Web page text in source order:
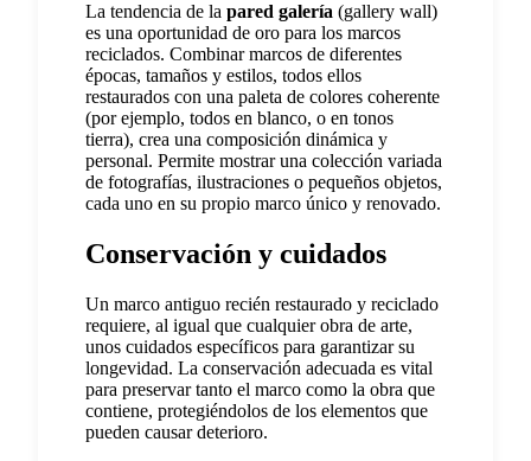
La tendencia de la pared galería (gallery wall)
es una oportunidad de oro para los marcos
reciclados. Combinar marcos de diferentes
épocas, tamaños y estilos, todos ellos
restaurados con una paleta de colores coherente
(por ejemplo, todos en blanco, o en tonos
tierra), crea una composición dinámica y
personal. Permite mostrar una colección variada
de fotografías, ilustraciones o pequeños objetos,
cada uno en su propio marco único y renovado.
Conservación y cuidados
Un marco antiguo recién restaurado y reciclado
requiere, al igual que cualquier obra de arte,
unos cuidados específicos para garantizar su
longevidad. La conservación adecuada es vital
para preservar tanto el marco como la obra que
contiene, protegiéndolos de los elementos que
pueden causar deterioro.